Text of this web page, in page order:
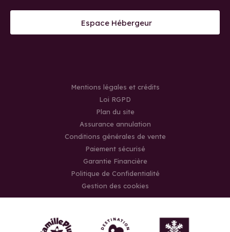
Espace Hébergeur
Mentions légales et crédits
Loi RGPD
Plan du site
Assurance annulation
Conditions générales de vente
Paiement sécurisé
Garantie Financière
Politique de Confidentialité
Gestion des cookies